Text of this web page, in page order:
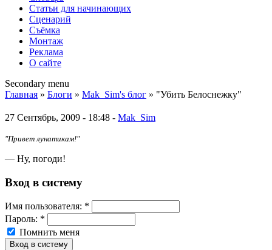
Статьи для начинающих
Сценарий
Съёмка
Монтаж
Реклама
О сайте
Secondary menu
Главная » Блоги » Mak_Sim's блог » "Убить Белоснежку"
27 Сентябрь, 2009 - 18:48 - Mak_Sim
"Привет лунатикам!"
— Ну, погоди!
Вход в систему
Имя пoльзовaтeля: *
Пароль: *
Помнить меня